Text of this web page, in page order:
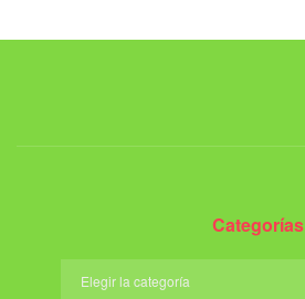
Categorías